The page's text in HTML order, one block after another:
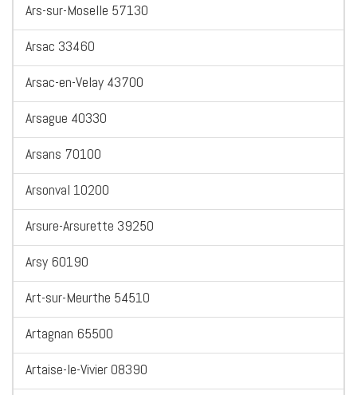
Ars-sur-Moselle 57130
Arsac 33460
Arsac-en-Velay 43700
Arsague 40330
Arsans 70100
Arsonval 10200
Arsure-Arsurette 39250
Arsy 60190
Art-sur-Meurthe 54510
Artagnan 65500
Artaise-le-Vivier 08390